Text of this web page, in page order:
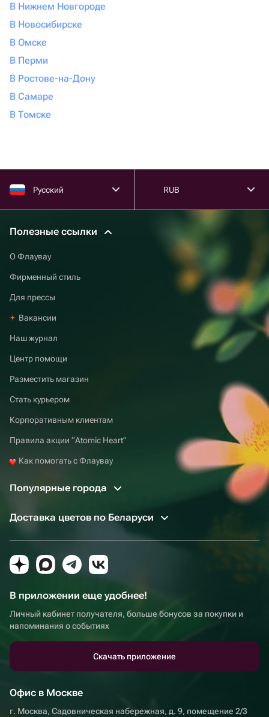
В Нижнем Новгороде
В Новосибирске
В Омске
В Перми
В Ростове-на-Дону
В Самаре
В Томске
Русский RUB
Полезные ссылки
О Флаувау
Фирменный стиль
Для прессы
Вакансии
Наш журнал
Центр помощи
Разместить магазин
Стать курьером
Корпоративным клиентам
Правила акции “Atomic Heart”
Как помогать с Флаувау
Популярные города
Доставка цветов по Беларуси
В приложении еще удобнее!
Личный кабинет получателя, больше бонусов за покупки и
напоминания о событиях
Скачать приложение
Офис в Москве
г. Москва, Садовническая набережная, д. 9, помещение 2/3